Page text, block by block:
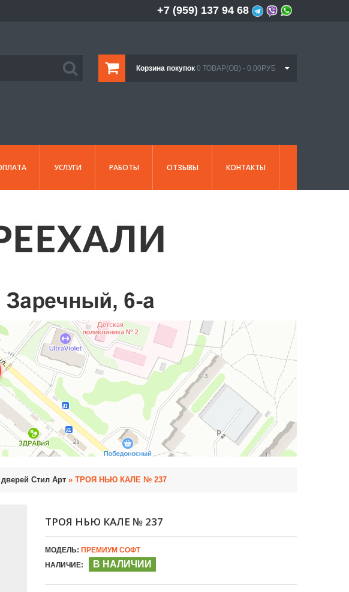
+7 (959) 137 94 68
Корзина покупок 0 ТОВАР(ОВ) - 0.00РУБ
УСЛУГИ РАБОТЫ ОТЗЫВЫ КОНТАКТЫ
Стил Арт » ТРОЯ НЬЮ КАЛЕ № 237
ТРОЯ НЬЮ КАЛЕ № 237
МОДЕЛЬ: ПРЕМИУМ СОФТ
НАЛИЧИЕ:
В НАЛИЧИИ